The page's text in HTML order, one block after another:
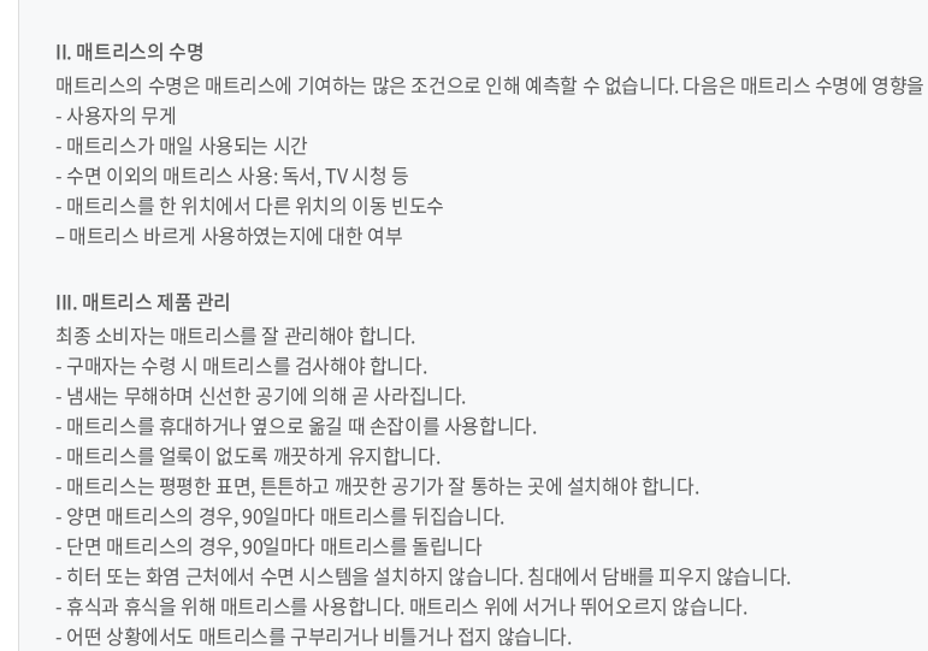
II. 매트리스의 수명
매트리스의 수명은 매트리스에 기여하는 많은 조건으로 인해 예측할 수 없습니다. 다음은 매트리스 수명에 영향
- 사용자의 무게
- 매트리스가 매일 사용되는 시간
- 수면 이외의 매트리스 사용: 독서, TV 시청 등
- 매트리스를 한 위치에서 다른 위치의 이동 빈도수
– 매트리스 바르게 사용하였는지에 대한 여부
III. 매트리스 제품 관리
최종 소비자는 매트리스를 잘 관리해야 합니다.
- 구매자는 수령 시 매트리스를 검사해야 합니다.
- 냄새는 무해하며 신선한 공기에 의해 곧 사라집니다.
- 매트리스를 휴대하거나 옆으로 옮길 때 손잡이를 사용합니다.
- 매트리스를 얼룩이 없도록 깨끗하게 유지합니다.
- 매트리스는 평평한 표면, 튼튼하고 깨끗한 공기가 잘 통하는 곳에 설치해야 합니다.
- 양면 매트리스의 경우, 90일마다 매트리스를 뒤집습니다.
- 단면 매트리스의 경우, 90일마다 매트리스를 돌립니다
- 히터 또는 화염 근처에서 수면 시스템을 설치하지 않습니다. 침대에서 담배를 피우지 않습니다.
- 휴식과 휴식을 위해 매트리스를 사용합니다. 매트리스 위에 서거나 뛰어오르지 않습니다.
- 어떤 상황에서도 매트리스를 구부리거나 비틀거나 접지 않습니다.